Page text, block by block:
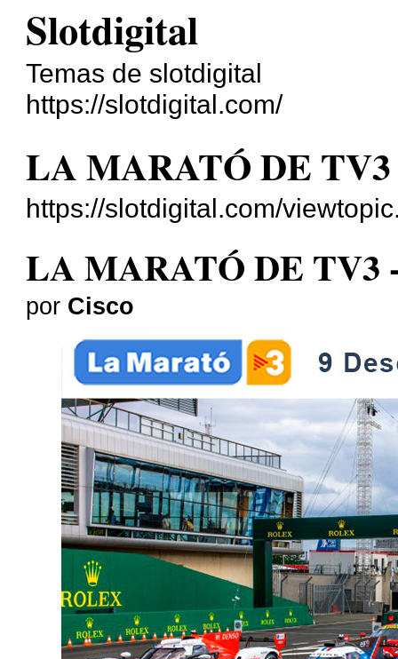
Slotdigital
Temas de slotdigital
https://slotdigital.com/
LA MARATÓ DE TV3
https://slotdigital.com/
LA MARATÓ DE TV3
por Cisco